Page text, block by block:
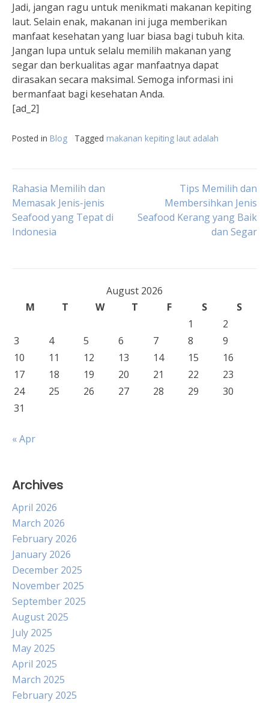
Jadi, jangan ragu untuk menikmati makanan kepiting
laut. Selain enak, makanan ini juga memberikan
manfaat kesehatan yang luar biasa bagi tubuh kita.
Jangan lupa untuk selalu memilih makanan yang
segar dan berkualitas agar manfaatnya dapat
dirasakan secara maksimal. Semoga informasi ini
bermanfaat bagi kesehatan Anda.
[ad_2]
Posted in Blog Tagged makanan kepiting laut adalah
Post
navigation
Rahasia Memilih dan
Memasak Jenis-jenis
Seafood yang Tepat di
Indonesia
Tips Memilih dan
Membersihkan Jenis
Seafood Kerang yang Baik
dan Segar
August 2026
M
T W T F S
S
1
2
3
4 5 6 7 8
9
10
11 12 13 14 15
16
17
18 19 20 21 22
23
24
25 26 27 28 29
30
31
« Apr
Archives
April 2026
March 2026
February 2026
January 2026
December 2025
November 2025
September 2025
August 2025
July 2025
May 2025
April 2025
March 2025
February 2025